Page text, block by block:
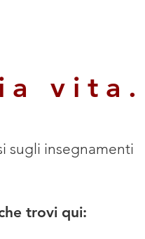
vita.
sugli insegnamenti
trovi qui: